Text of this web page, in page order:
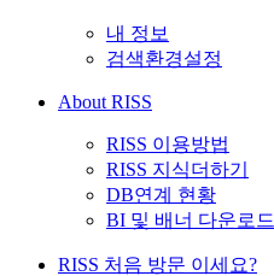
내 정보
검색환경설정
About RISS
RISS 이용방법
RISS 지식더하기
DB연계 현황
BI 및 배너 다운로드
RISS 처음 방문 이세요?